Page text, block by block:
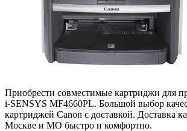
Приобрести совместимые картриджи для
i-SENSYS MF4660PL. Большой выбор
картриджей Canon с доставкой. Доставка
Москве и МО быстро и комфортно.